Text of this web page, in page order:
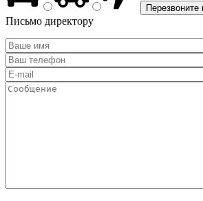
Письмо директору